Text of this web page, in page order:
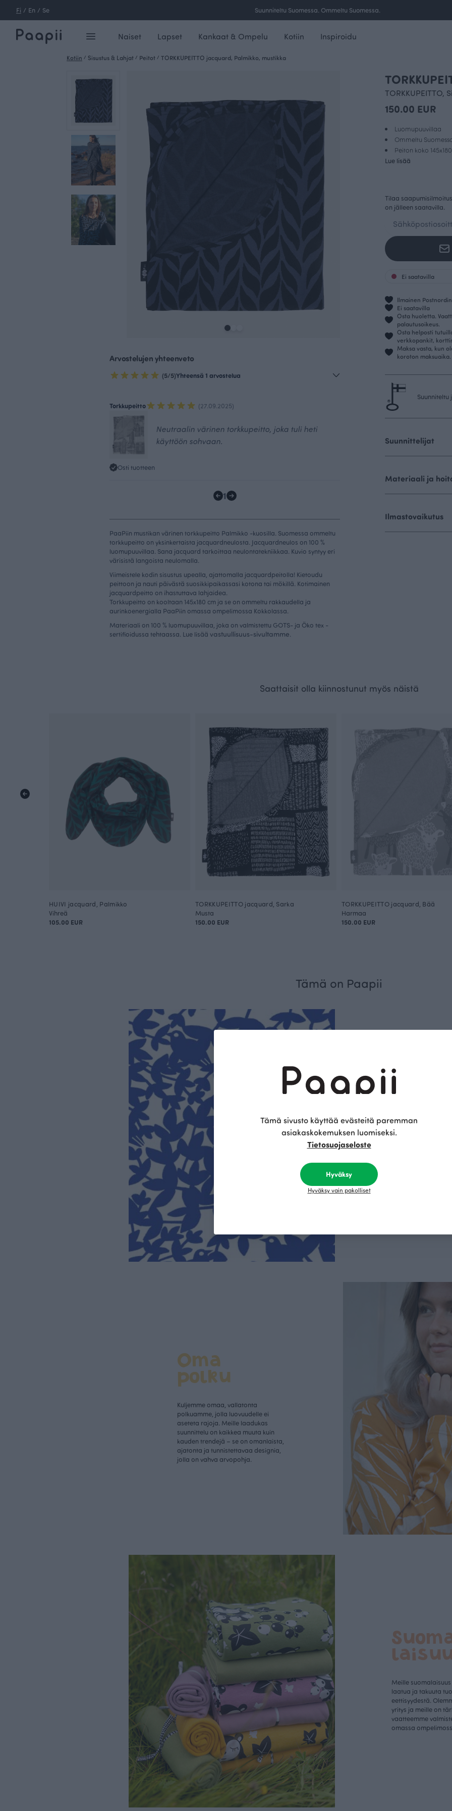
Fi / En / Se Ilmainen toimitus yli 100 € tilauksille Suomessa.
Naiset Lapset Kankaat & Ompelu Kotiin Inspiroidu
Kotiin / Sisustus & Lahjat / Peitot / TORKKUPEITTO jacquard, Palmikko, mustikka
Arvostelujen yhteenveto
(5/5)Yhteensä 1 arvostelua
Torkkupeitto (27.09.2025)
Neutraalin värinen torkkupeitto, joka tuli heti
käyttöön sohvaan.
Osti tuotteen
1
PaaPiin mustikan värinen torkkupeitto Palmikko -kuosilla. Suomessa ommeltu
torkkupeitto on yksinkertaista jacquardneulosta. Jacquardneulos on 100 %
luomupuuvillaa. Sana jacquard tarkoittaa neulontatekniikkaa. Kuvio syntyy eri
värisistä langoista neulomalla.
Viimeistele kodin sisustus upealla, ajattomalla jacquardpeitolla! Kietoudu
peittoon ja nauti päivästä suosikkipaikassasi kotona tai mökillä. Kotimainen
jacquardpeitto on ihastuttava lahjaidea.
Torkkupeitto on kooltaan 145x180 cm ja se on ommeltu rakkaudella ja
aurinkoenergialla PaaPiin omassa ompelimossa Kokkolassa.
Materiaali on 100 % luomupuuvillaa, joka on valmistettu GOTS- ja Öko tex -
sertifioidussa tehtaassa. Lue lisää vastuullisuus-sivultamme.
TORKKUPEITTO,
150.00 EUR
Luomupuuvillaa
Ommeltu
Peiton koko
Lue lisää
Tilaa
on jälleen saatavilla.
Ei saatavilla
Ilmainen
Ei saatavilla
Osta huoletta.
palautusoikeus.
Osta helposti
verkkopankit,
Maksa vasta, kun
koroton maksuaika.
Suunniteltu
Suunnittelijat
Materiaali ja
Ilmastovaikutus
Saattaisit olla kiinnostunut myös näistä
HUIVI jacquard, Palmikko
Vihreä
105.00 EUR
TORKKUPEITTO jacquard, Sarka
Musta
150.00 EUR
TORKKUPEITTO jacquard, Bää
Harmaa
150.00 EUR
Tämä on Paapii
Kestä
Olemme aidosti
kotimainen
vain GOTS- ja
luomupuuvillaa ja
kaikki vaatteet
kertoo Avainlippu-
Oma
polku
Kuljemme omaa, vallatonta
polkuamme, jolla luovuudelle ei
aseteta rajoja. Meille laadukas
suunnittelu on kaikkea muuta kuin
kauden trendejä – se on omanlaista,
ajatonta ja tunnistettavaa designia,
jolla on vahva arvopohja.
Meille
laatua ja takuuta
eettisyydestä.
yritys ja meille on
vaatteemme
omassa
Tämä sivusto käyttää evästeitä paremman
asiakaskokemuksen luomiseksi.
Tietosuojaseloste
Hyväksy
Hyväksy vain pakolliset